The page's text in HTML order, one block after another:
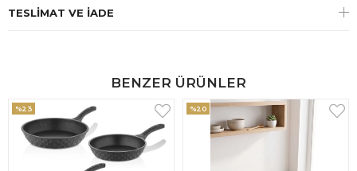
TESLIMAT VE İADE
BENZER ÜRÜNLER
%23 %20